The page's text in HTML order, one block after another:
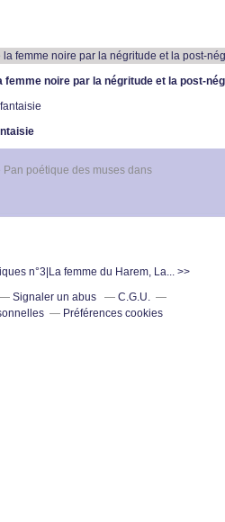
femme noire par la négritude et la post-
Pan poétique des muses dans
n°3|La femme du Harem, La... >>
Signaler un abus
C.G.U.
Préférences cookies